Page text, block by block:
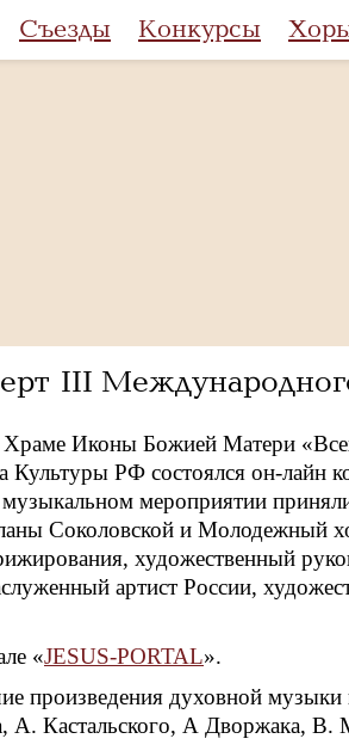
Съезды Конкурсы
III
Храме Иконы Божией Матери
Культуры РФ состоялся он-лайн
мероприятии
Соколовской и Молодежный
художественный
артист России,
«JESUS-PORTAL».
произведения духовной
Кастальского, А Дворжака, В.